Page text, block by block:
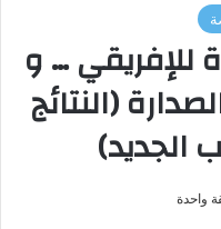
للإفريقي … و
(النتائج
الجديد)
واحدة